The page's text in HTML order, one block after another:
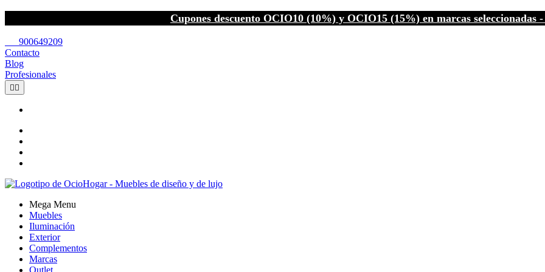
Cupones descuento OCIO10 (10%) y OCIO15 (15%) en marcas seleccionadas
900649209
Contacto
Blog
Profesionales
 
Mega Menu
Muebles
Iluminación
Exterior
Complementos
Marcas
Outlet